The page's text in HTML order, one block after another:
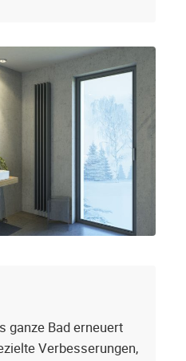
ganze Bad erneuert
Verbesserungen,